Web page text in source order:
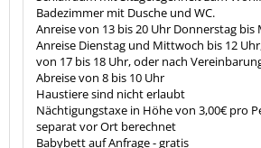
Badezimmer mit Dusche und WC.
Anreise von 13 bis 20 Uhr Donnerstag bis
Anreise Dienstag und Mittwoch bis 12
von 17 bis 18 Uhr, oder nach
Abreise von 8 bis 10 Uhr
Haustiere sind nicht erlaubt
Nächtigungstaxe in Höhe von 3,00€ pro
separat vor Ort berechnet
Babybett auf Anfrage - gratis